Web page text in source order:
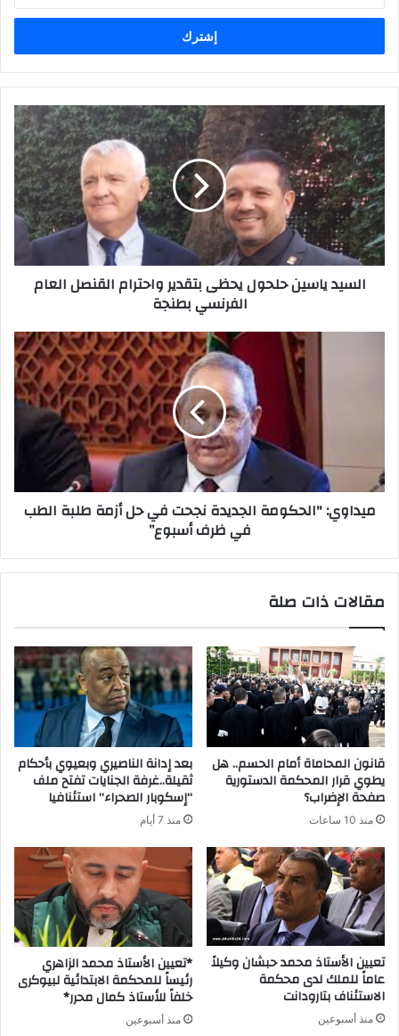
الإلكتروني
السيد ياسين حلحول يحظى بتقدير واحترام القنصل العام
الفرنسي بطنجة
ميداوي: "الحكومة الجديدة نجحت في حل أزمة طلبة الطب
في ظرف أسبوع”
مقالات ذات صلة
قانون المحاماة أمام الحسم.. هل
يطوي قرار المحكمة الدستورية
صفحة الإضراب؟
منذ 10 ساعات
بعد إدانة الناصيري وبعيوي بأحكام
ثقيلة..غرفة الجنايات تفتح ملف
“إسكوبار الصحراء” استئنافيا
منذ 7 أيام
تعيين الأستاذ محمد حبشان وكيلاً
عاماً للملك لدى محكمة
الاستئناف بتارودانت
منذ أسبوعين
*تعيين الأستاذ محمد الزاهري
رئيساً للمحكمة الابتدائية لبيوكرى
خلفاً للأستاذ كمال محرر*
منذ أسبوعين